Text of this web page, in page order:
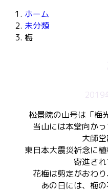
ホーム
未分類
梅
2019
松景院の山号は「梅
当山には本堂向かっ
大師堂
東日本大震災祈念に
寄進され
花梅は剪定がおわり
あの日には、梅の